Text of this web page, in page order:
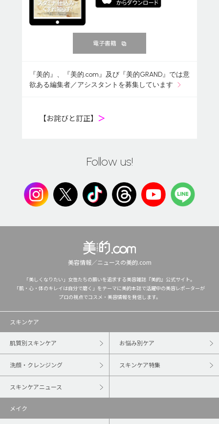
電子書籍
『美的』、『美的.com』及び『美的GRAND』では意
欲ある編集者／アシスタントを募集しています
【お詫びと訂正】 ＞
Follow us!
美容情報／ニュースの美的.com
「美しくなりたい」女性たちの願いを追求する美容雑誌『美的』公式サイト。
「肌・心・体のキレイは自分で磨く」をテーマに美的本誌で活躍中の美容レポーターが
プロの視点でコスメ・美容情報を発信します。
スキンケア
肌質別スキンケア お悩み別ケア
洗顔・クレンジング スキンケア特集
スキンケアニュース
メイク